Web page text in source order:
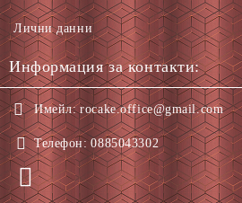
Лични данни
Информация за контакти:
Имейл: rocake.office@gmail.com
Телефон: 0885043302